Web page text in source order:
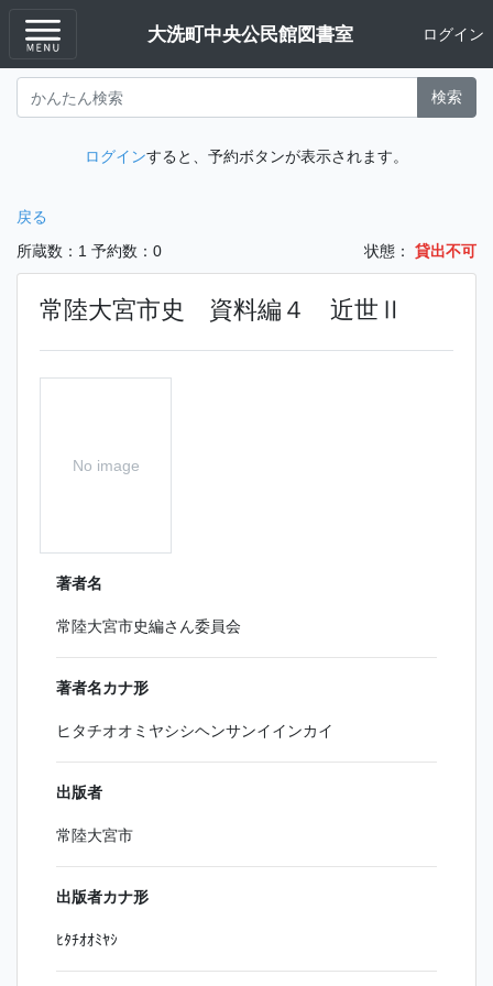
大洗町中央公民館図書室 ログイン
検索
ログインすると、予約ボタンが表示されます。
戻る
所蔵数：1 予約数：0 状態： 貸出不可
常陸大宮市史 資料編４ 近世Ⅱ
No image
著者名
常陸大宮市史編さん委員会
著者名カナ形
ヒタチオオミヤシシヘンサンイインカイ
出版者
常陸大宮市
出版者カナ形
ﾋﾀﾁｵｵﾐﾔｼ